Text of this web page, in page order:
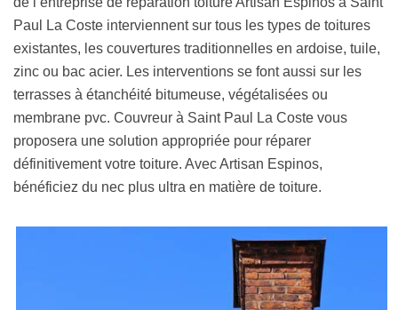
Paul La Coste interviennent sur tous les types de toitures
existantes, les couvertures traditionnelles en ardoise, tuile,
zinc ou bac acier. Les interventions se font aussi sur les
terrasses à étanchéité bitumeuse, végétalisées ou
membrane pvc. Couvreur à Saint Paul La Coste vous
proposera une solution appropriée pour réparer
définitivement votre toiture. Avec Artisan Espinos,
bénéficiez du nec plus ultra en matière de toiture.